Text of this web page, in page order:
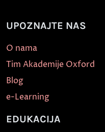
UPOZNAJTE NAS
O nama
Tim Akademije Oxford
Blog
e-Learning
EDUKACIJA